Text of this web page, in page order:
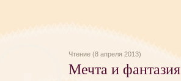
Чтение (8 апреля 2013)
Мечта и фантазия